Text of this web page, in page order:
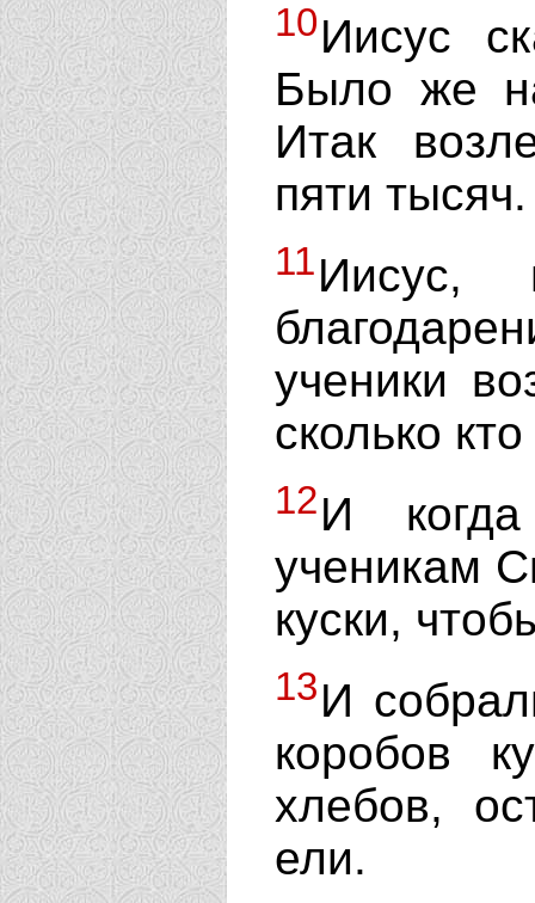
10Иисус
Было же
Итак
пяти тысяч.
11Иисус,
ученики
сколько
12И
ученикам
куски,
13И
коробов
хлебов,
ели.